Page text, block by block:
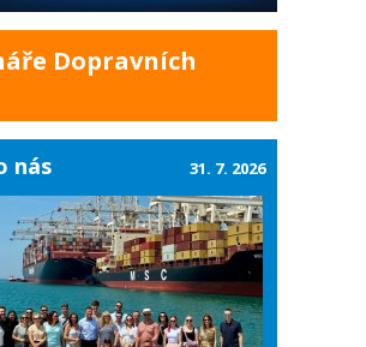
Dopravních
nás 31. 7. 2026